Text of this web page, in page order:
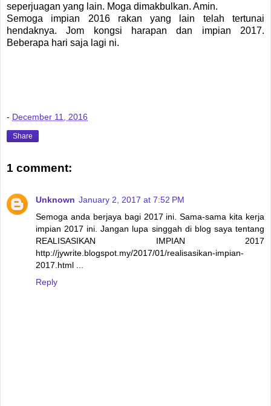
seperjuagan yang lain. Moga dimakbulkan. Amin.
Semoga impian 2016 rakan yang lain telah tertunai
hendaknya. Jom kongsi harapan dan impian 2017.
Beberapa hari saja lagi ni.
- December 11, 2016
Share
1 comment:
Unknown January 2, 2017 at 7:52 PM
Semoga anda berjaya bagi 2017 ini. Sama-sama kita kerja
impian 2017 ini. Jangan lupa singgah di blog saya tentang
REALISASIKAN IMPIAN 2017
http://jywrite.blogspot.my/2017/01/realisasikan-impian-
2017.html ...
Reply